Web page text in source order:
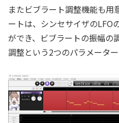
またビブラート調整機能も用
ートは、シンセサイザのLFO
ができ、ビブラートの振幅の
調整という2つのパラメーター